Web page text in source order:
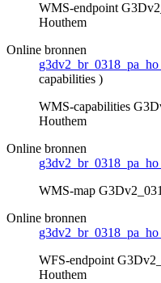
WMS-endpoint
Houthem
Online bronnen
capabilities )
WMS-capabilities
Houthem
Online bronnen
WMS-map
Online bronnen
WFS-endpoint
Houthem